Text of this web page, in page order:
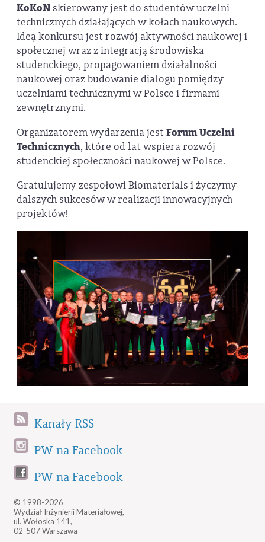
KoKoN skierowany jest do studentów uczelni
technicznych działających w kołach naukowych.
Ideą konkursu jest rozwój aktywności naukowej i
społecznej wraz z integracją środowiska
studenckiego, propagowaniem działalności
naukowej oraz budowanie dialogu pomiędzy
uczelniami technicznymi w Polsce i firmami
zewnętrznymi.
Organizatorem wydarzenia jest Forum Uczelni
Technicznych, które od lat wspiera rozwój
studenckiej społeczności naukowej w Polsce.
Gratulujemy zespołowi Biomaterials i życzymy
dalszych sukcesów w realizacji innowacyjnych
projektów!
Kanały RSS
PW na Facebook
PW na Facebook
© 1998-2026
Wydział Inżynierii Materiałowej,
ul. Wołoska 141,
02-507 Warszawa